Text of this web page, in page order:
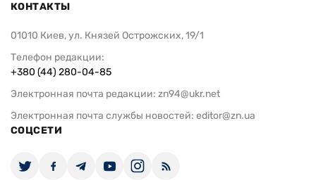
КОНТАКТЫ
01010 Киев, ул. Князей Острожских, 19/1
Телефон редакции:
+380 (44) 280-04-85
Электронная почта редакции: zn94@ukr.net
Электронная почта службы новостей: editor@zn.ua
СОЦСЕТИ